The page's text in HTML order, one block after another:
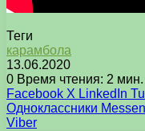
Теги
карамбола
13.06.2020
0 Время чтения: 2 мин.
Facebook X LinkedIn
Одноклассники
Viber